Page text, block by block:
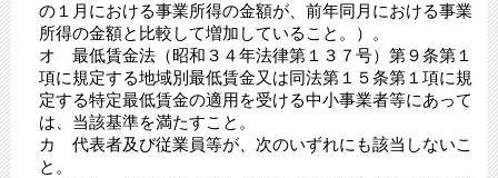
の１月における事業所得の金額が、前年同月における事業
所得の金額と比較して増加していること。）。
オ 最低賃金法（昭和３４年法律第１３７号）第９条第１
項に規定する地域別最低賃金又は同法第１５条第１項に規
定する特定最低賃金の適用を受ける中小事業者等にあって
は、当該基準を満たすこと。
カ 代表者及び従業員等が、次のいずれにも該当しないこ
と。